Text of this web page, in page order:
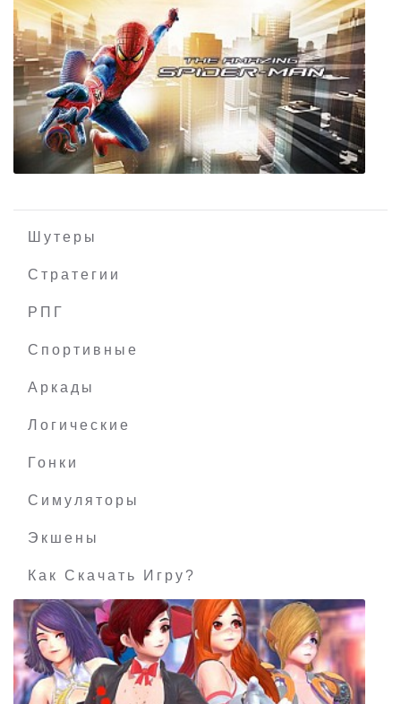
Turbo Dismount
Шутеры
Стратегии
РПГ
Спортивные
Аркады
Логические
Гонки
Симуляторы
Экшены
Как Скачать Игру?